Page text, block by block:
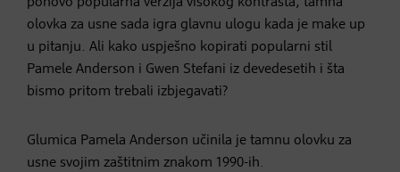
olovka za usne sada igra glavnu ulogu kada je make up
u pitanju. Ali kako uspješno kopirati popularni stil
Pamele Anderson i Gwen Stefani iz devedesetih i šta
bismo pritom trebali izbjegavati?
Glumica Pamela Anderson učinila je tamnu olovku za
usne svojim zaštitnim znakom 1990-ih.